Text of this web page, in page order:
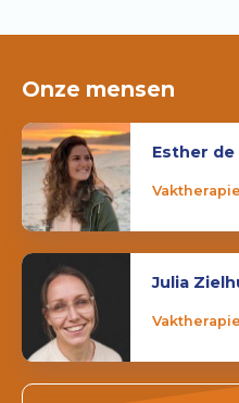
Onze mensen
Esther de
Vaktherapie
Julia
Vaktherapie